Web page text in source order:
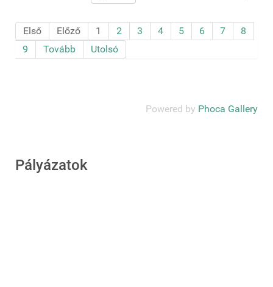
Első Előző 1 2 3 4 5 6 7
8
9
Tovább Utolsó
Powered by Phoca Gallery
Pályázatok